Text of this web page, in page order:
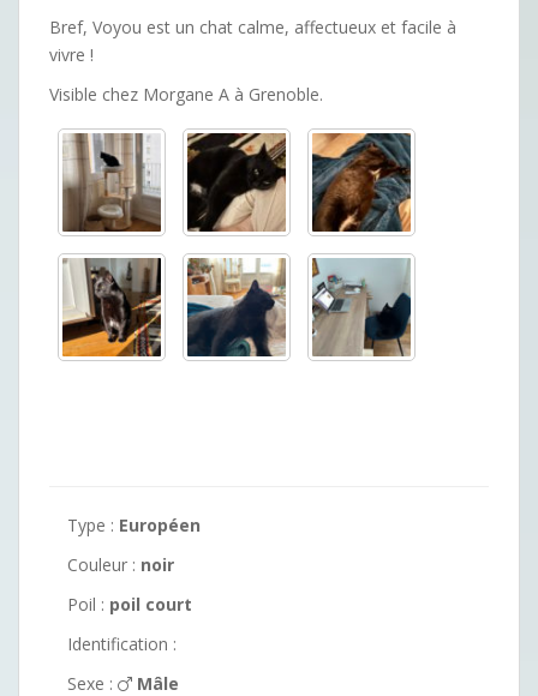
Bref, Voyou est un chat calme, affectueux et facile à
vivre !
Visible chez Morgane A à Grenoble.
Type : Européen
Couleur : noir
Poil : poil court
Identification :
Sexe :
Mâle